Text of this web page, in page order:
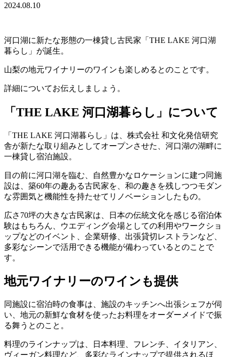
2024.08.10
河口湖に新たな形態の一棟貸し古民家「THE LAKE 河口湖
暮らし」が誕生。
山梨の地元ワイナリーのワインも楽しめるとのことです。
詳細についてお伝えしましょう。
「THE LAKE 河口湖暮らし」について
「THE LAKE 河口湖暮らし」は、株式会社 和文化発信研究
舎が新たな取り組みとしてオープンさせた、河口湖の湖畔に
一棟貸し宿泊施設。
目の前に河口湖を臨む、自然豊かなロケーションに建つ同施
設は、築60年の趣ある古民家を、和の趣きを残しつつモダン
な雰囲気と機能性を持たせてリノベーションしたもの。
広さ70坪の大きな古民家は、日本の伝統文化を感じる宿泊体
験はもちろん、ウエディング会場としての利用やワークショ
ップなどのイベント、企業研修、出張貸切レストランなど、
多彩なシーンで活用できる機能が備わっているとのことで
す。
地元ワイナリーのワインも提供
同施設に宿泊時の食事は、施設のキッチンへ出張シェフが伺
い、地元の新鮮な食材を使ったお料理をオーダーメイドで振
る舞うとのこと。
料理のラインナップは、日本料理、フレンチ、イタリアン、
ヴィーガン料理など、多彩なラインナップで提供されるほ